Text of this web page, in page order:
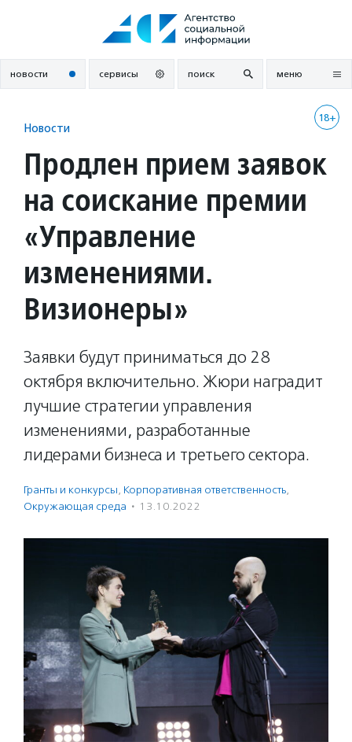
новости сервисы поиск меню
18+
Новости
Продлен прием заявок
на соискание премии
«Управление
изменениями.
Визионеры»
Заявки будут приниматься до 28
октября включительно. Жюри наградит
лучшие стратегии управления
изменениями, разработанные
лидерами бизнеса и третьего сектора.
Гранты и конкурсы, Корпоративная ответственность,
Окружающая среда · 13.10.2022